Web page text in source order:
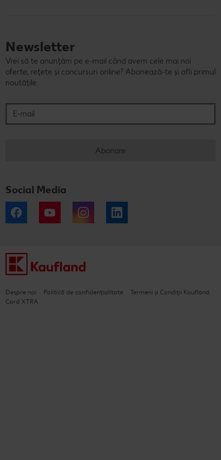
Newsletter
Vrei să te anunțăm pe e-mail când avem cele mai noi
oferte, rețete și concursuri online? Abonează-te și afli primul
noutățile.
Abonare
Social Media
Facebook YouTube Instagram
Despre noi Politică de confidențialitate
Termeni și Condiții Kaufland
Card XTRA